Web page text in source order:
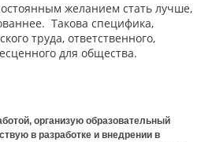
желанием стать лучше,
Такова специфика,
труда, ответственного,
для общества.
организую образовательный
в разработке и внедрении в